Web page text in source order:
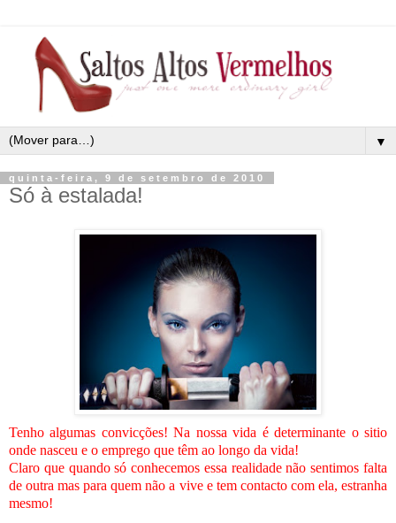
▼
quinta-feira, 9 de setembro de 2010
Só à estalada!
Tenho algumas convicções! Na nossa vida é determinante o sitio
onde nasceu e o emprego que têm ao longo da vida!
Claro que quando só conhecemos essa realidade não sentimos falta
de outra mas para quem não a vive e tem contacto com ela, estranha
mesmo!